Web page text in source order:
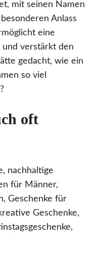
mit seinen Namen
Anlass
eine
und verstärkt den
gedacht, wie ein
so viel
oft
nachhaltige
für Männer,
Geschenke für
Geschenke,